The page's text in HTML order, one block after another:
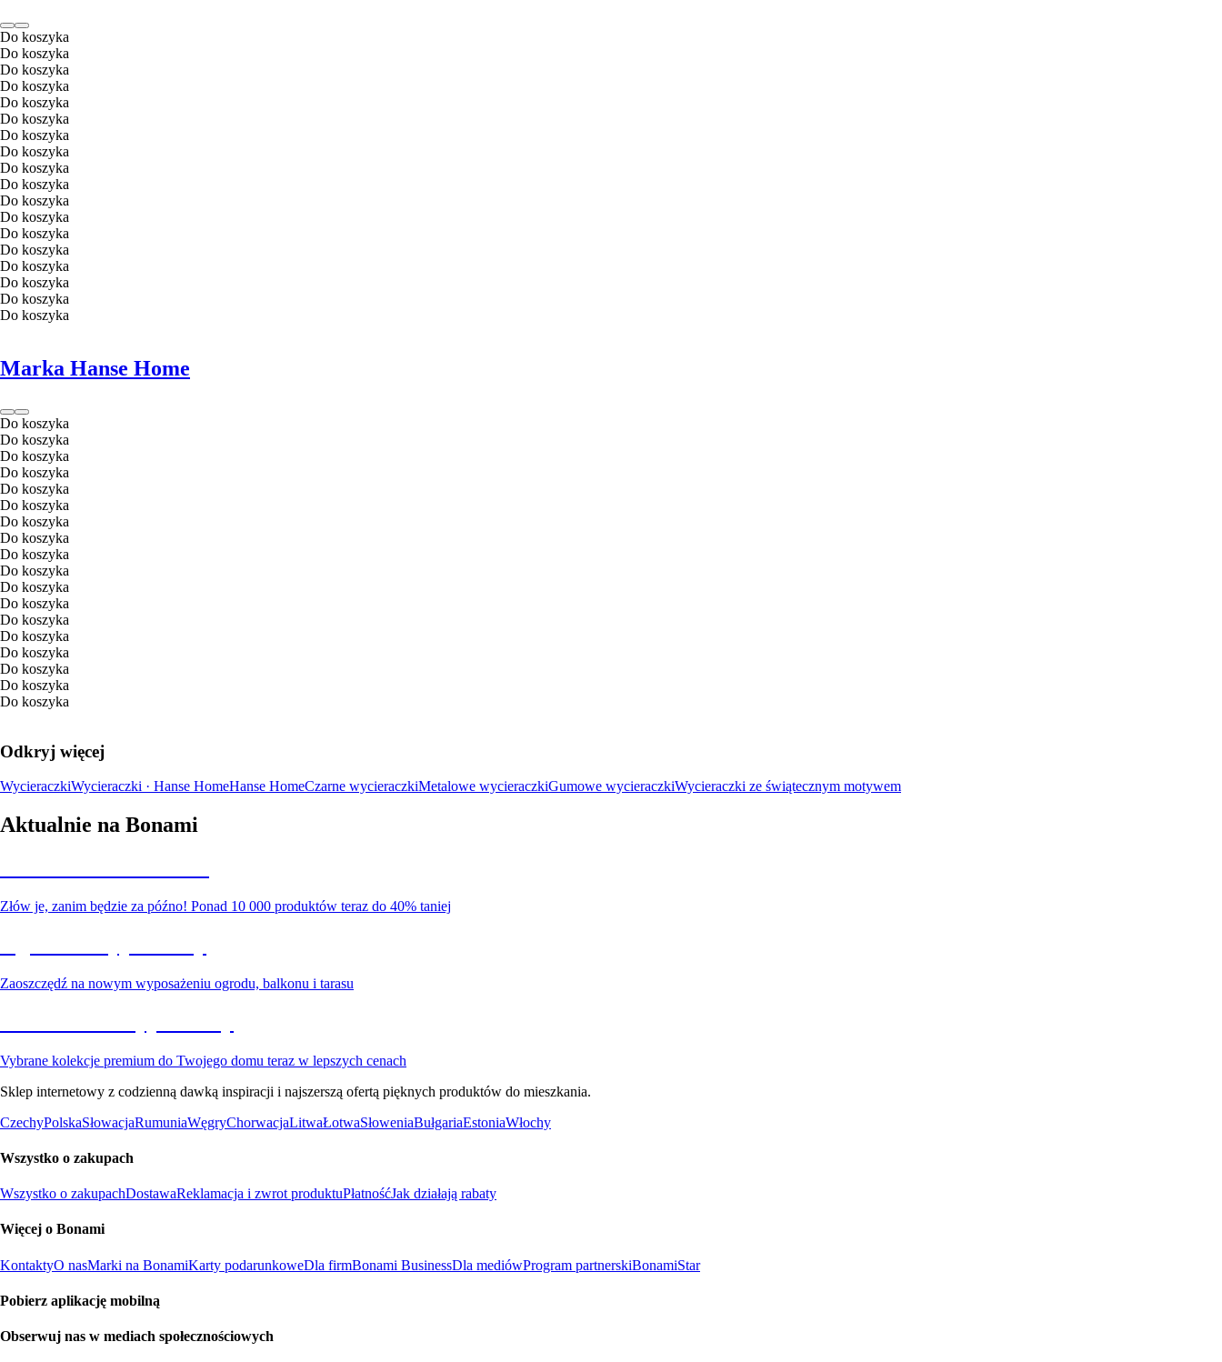
Do koszyka
Do koszyka
Do koszyka
Do koszyka
Do koszyka
Do koszyka
Do koszyka
Do koszyka
Do koszyka
Do koszyka
Do koszyka
Do koszyka
Do koszyka
Do koszyka
Do koszyka
Do koszyka
Do koszyka
Do koszyka
Marka Hanse Home
Do koszyka
Do koszyka
Do koszyka
Do koszyka
Do koszyka
Do koszyka
Do koszyka
Do koszyka
Do koszyka
Do koszyka
Do koszyka
Do koszyka
Do koszyka
Do koszyka
Do koszyka
Do koszyka
Do koszyka
Do koszyka
Odkryj więcej
WycieraczkiWycieraczki · Hanse HomeHanse HomeCzarne wycieraczkiMetalowe wycieraczkiGumowe wycieraczkiWycieraczki ze świątecznym motywem
Aktualnie na Bonami
Złów je, zanim będzie za późno! Ponad 10 000 produktów teraz do 40% taniej
Zaoszczędź na nowym wyposażeniu ogrodu, balkonu i tarasu
Vybrane kolekcje premium do Twojego domu teraz w lepszych cenach
Sklep internetowy z codzienną dawką inspiracji i najszerszą ofertą pięknych produktów do mieszkania.
CzechyPolskaSłowacjaRumuniaWęgryChorwacjaLitwaŁotwaSłoweniaBułgariaEstoniaWłochy
Wszystko o zakupach
Wszystko o zakupachDostawaReklamacja i zwrot produktuPłatnośćJak działają rabaty
Więcej o Bonami
KontaktyO nasMarki na BonamiKarty podarunkoweDla firmBonami BusinessDla mediówProgram partnerskiBonamiStar
Pobierz aplikację mobilną
Obserwuj nas w mediach społecznościowych